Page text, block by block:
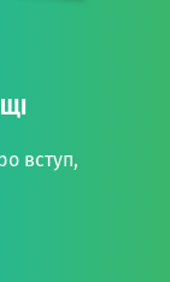
вступ,